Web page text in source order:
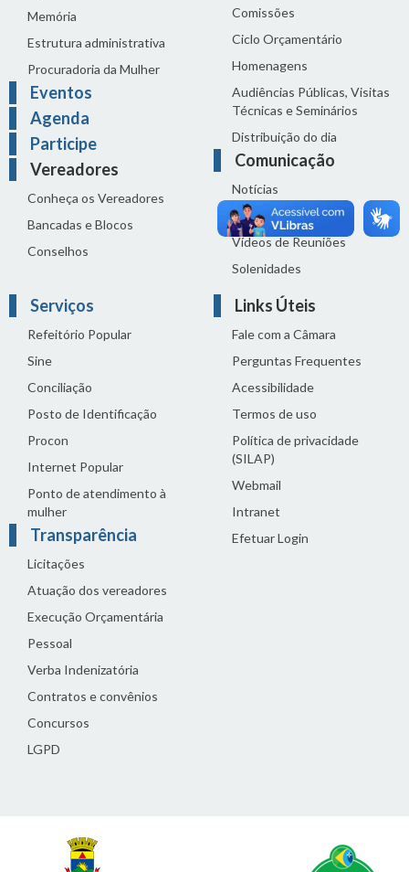
Memória
Estrutura administrativa
Procuradoria da Mulher
Eventos
Agenda
Participe
Vereadores
Conheça os Vereadores
Bancadas e Blocos
Conselhos
Comissões
Ciclo Orçamentário
Homenagens
Audiências Públicas, Visitas
Técnicas e Seminários
Distribuição do dia
Comunicação
Notícias
Sala de Imprensa
Vídeos de Reuniões
Solenidades
Serviços
Refeitório Popular
Sine
Conciliação
Posto de Identificação
Procon
Internet Popular
Ponto de atendimento à
mulher
Transparência
Licitações
Atuação dos vereadores
Execução Orçamentária
Pessoal
Verba Indenizatória
Contratos e convênios
Concursos
LGPD
Links Úteis
Fale com a Câmara
Perguntas Frequentes
Acessibilidade
Termos de uso
Política de privacidade
(SILAP)
Webmail
Intranet
Efetuar Login